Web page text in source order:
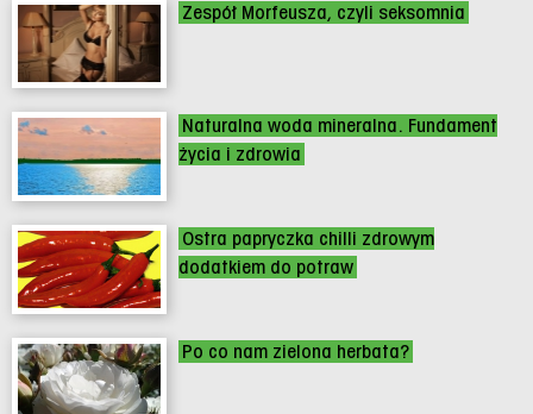
Zespół Morfeusza, czyli seksomnia
Naturalna woda mineralna. Fundament
życia i zdrowia
Ostra papryczka chilli zdrowym
dodatkiem do potraw
Po co nam zielona herbata?